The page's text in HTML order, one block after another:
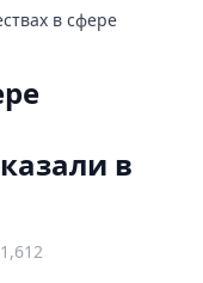
в сфере
в
1,612